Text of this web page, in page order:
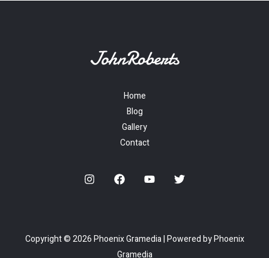
Home
Blog
Gallery
Contact
Copyright © 2026 Phoenix Gramedia | Powered by Phoenix
Gramedia